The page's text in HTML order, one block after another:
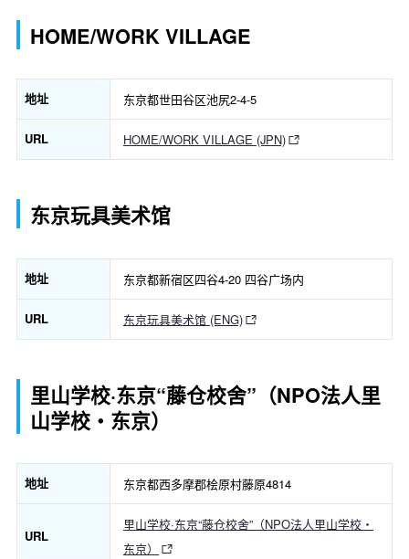
HOME/WORK VILLAGE
地址 东京都世田谷区池尻2-4-5
URL HOME/WORK VILLAGE (JPN)
东京玩具美术馆
地址 东京都新宿区四谷4-20 四谷广场内
URL 东京玩具美术馆 (ENG)
里山学校·东京“藤仓校舍”（NPO法人里
山学校‧东京）
地址 东京都西多摩郡桧原村藤原4814
URL
里山学校·东京“藤仓校舍”（NPO法人里山学校‧
东京）